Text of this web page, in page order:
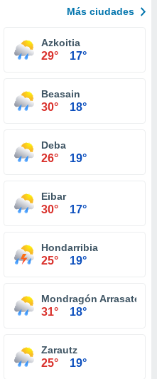
Más ciudades
Azkoitia
29° 17°
Beasain
30° 18°
Deba
26° 19°
Eibar
30° 17°
Hondarribia
25° 19°
Mondragón Arrasate
31° 18°
Zarautz
25° 19°